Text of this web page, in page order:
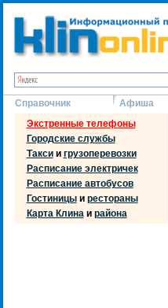
Справочник Афиша
Экстренные телефоны
Городские службы
Таксии грузоперевозки
Расписание электричек
Расписание автобусов
Гостиницыи рестораны
Карта Клинаи района